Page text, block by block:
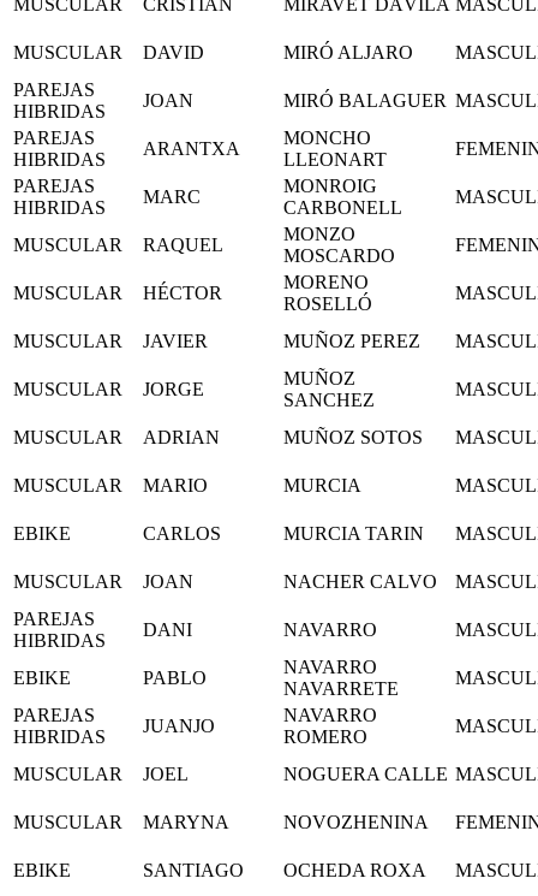
MUSCULAR CRISTIAN MIRAVET DÁVILA
MUSCULAR DAVID MIRÓ ALJARO
PAREJAS
HIBRIDAS
JOAN MIRÓ BALAGUER
PAREJAS
HIBRIDAS
ARANTXA
MONCHO
LLEONART
PAREJAS
HIBRIDAS
MARC
MONROIG
CARBONELL
MUSCULAR RAQUEL
MONZO
MOSCARDO
MUSCULAR HÉCTOR
MORENO
ROSELLÓ
MUSCULAR JAVIER MUÑOZ PEREZ
MUSCULAR JORGE
MUÑOZ
SANCHEZ
MUSCULAR ADRIAN MUÑOZ SOTOS
MUSCULAR MARIO MURCIA
EBIKE CARLOS MURCIA TARIN
MUSCULAR JOAN NACHER CALVO
PAREJAS
HIBRIDAS
DANI NAVARRO
EBIKE PABLO
NAVARRO
NAVARRETE
PAREJAS
HIBRIDAS
JUANJO
NAVARRO
ROMERO
MUSCULAR JOEL NOGUERA CALLE
MUSCULAR MARYNA NOVOZHENINA
EBIKE SANTIAGO OCHEDA ROXA